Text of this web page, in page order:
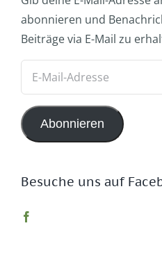
abonnieren und
Beiträge via E-Mail zu
Adresse
Abonnieren
Besuche uns auf